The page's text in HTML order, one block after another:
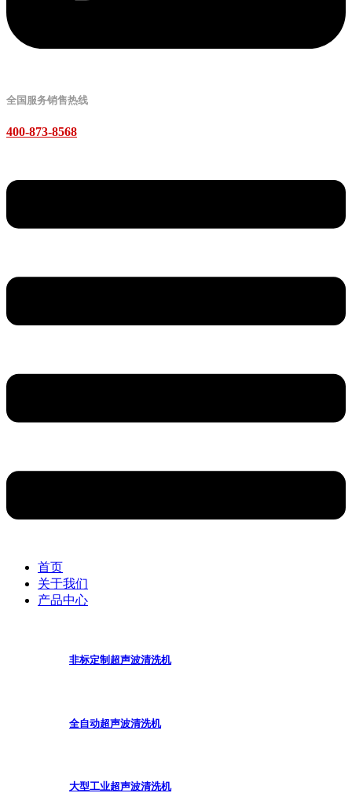
全国服务销售热线
400-873-8568
首页
关于我们
产品中心
非标定制超声波清洗机
全自动超声波清洗机
大型工业超声波清洗机